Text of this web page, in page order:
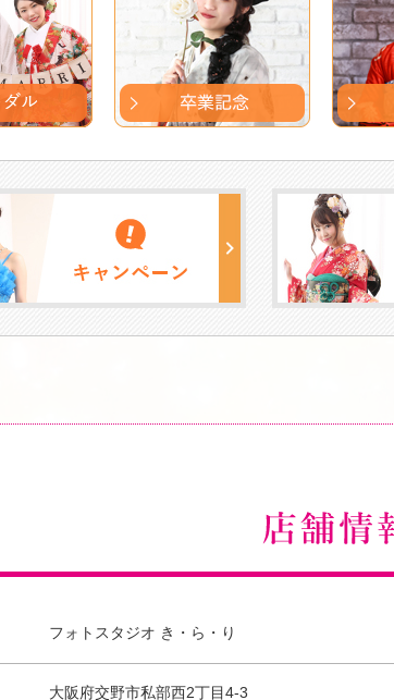
フォトスタジオ き・ら・り
大阪府交野市私部西2丁目4-3